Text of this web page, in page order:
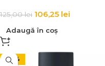
125,00lei 106,25 lei
Adaugă în coș
-30%